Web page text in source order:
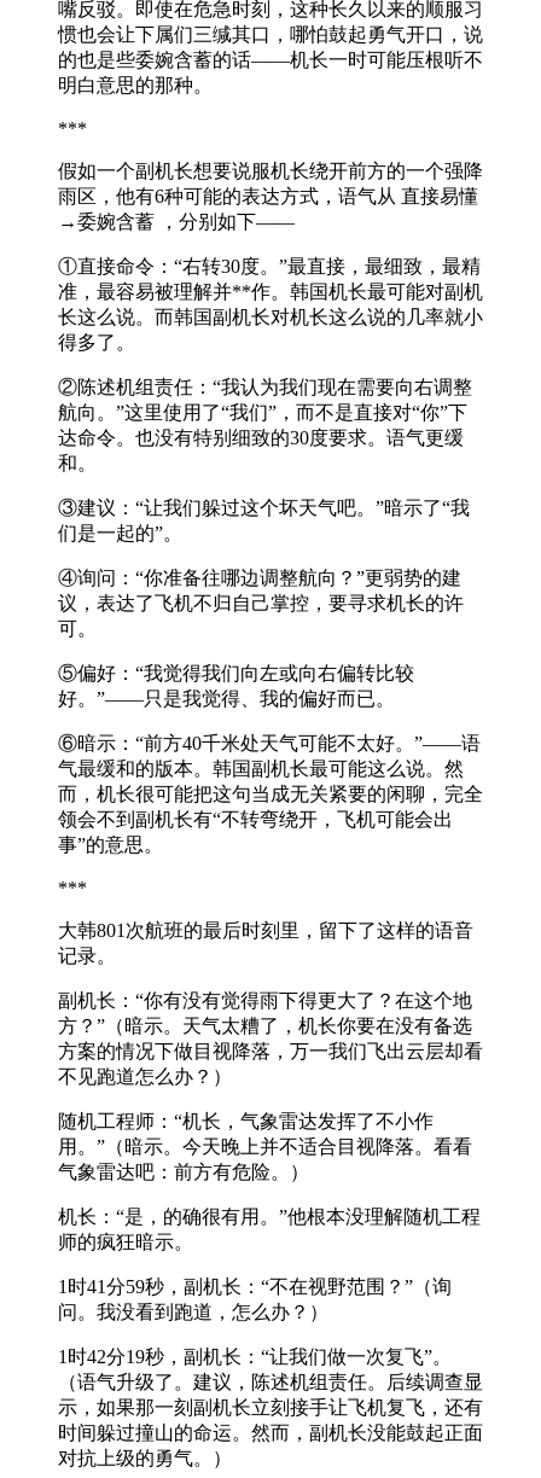
嘴反驳。即使在危急时刻，这种长久以来的顺服习
惯也会让下属们三缄其口，哪怕鼓起勇气开口，说
的也是些委婉含蓄的话——机长一时可能压根听不
明白意思的那种。
***
假如一个副机长想要说服机长绕开前方的一个强降
雨区，他有6种可能的表达方式，语气从 直接易懂
→委婉含蓄 ，分别如下——
①直接命令：“右转30度。”最直接，最细致，最精
准，最容易被理解并**作。韩国机长最可能对副机
长这么说。而韩国副机长对机长这么说的几率就小
得多了。
②陈述机组责任：“我认为我们现在需要向右调整
航向。”这里使用了“我们”，而不是直接对“你”下
达命令。也没有特别细致的30度要求。语气更缓
和。
③建议：“让我们躲过这个坏天气吧。”暗示了“我
们是一起的”。
④询问：“你准备往哪边调整航向？”更弱势的建
议，表达了飞机不归自己掌控，要寻求机长的许
可。
⑤偏好：“我觉得我们向左或向右偏转比较
好。”——只是我觉得、我的偏好而已。
⑥暗示：“前方40千米处天气可能不太好。”——语
气最缓和的版本。韩国副机长最可能这么说。然
而，机长很可能把这句当成无关紧要的闲聊，完全
领会不到副机长有“不转弯绕开，飞机可能会出
事”的意思。
***
大韩801次航班的最后时刻里，留下了这样的语音
记录。
副机长：“你有没有觉得雨下得更大了？在这个地
方？”（暗示。天气太糟了，机长你要在没有备选
方案的情况下做目视降落，万一我们飞出云层却看
不见跑道怎么办？）
随机工程师：“机长，气象雷达发挥了不小作
用。”（暗示。今天晚上并不适合目视降落。看看
气象雷达吧：前方有危险。）
机长：“是，的确很有用。”他根本没理解随机工程
师的疯狂暗示。
1时41分59秒，副机长：“不在视野范围？”（询
问。我没看到跑道，怎么办？）
1时42分19秒，副机长：“让我们做一次复飞”。
（语气升级了。建议，陈述机组责任。后续调查显
示，如果那一刻副机长立刻接手让飞机复飞，还有
时间躲过撞山的命运。然而，副机长没能鼓起正面
对抗上级的勇气。）